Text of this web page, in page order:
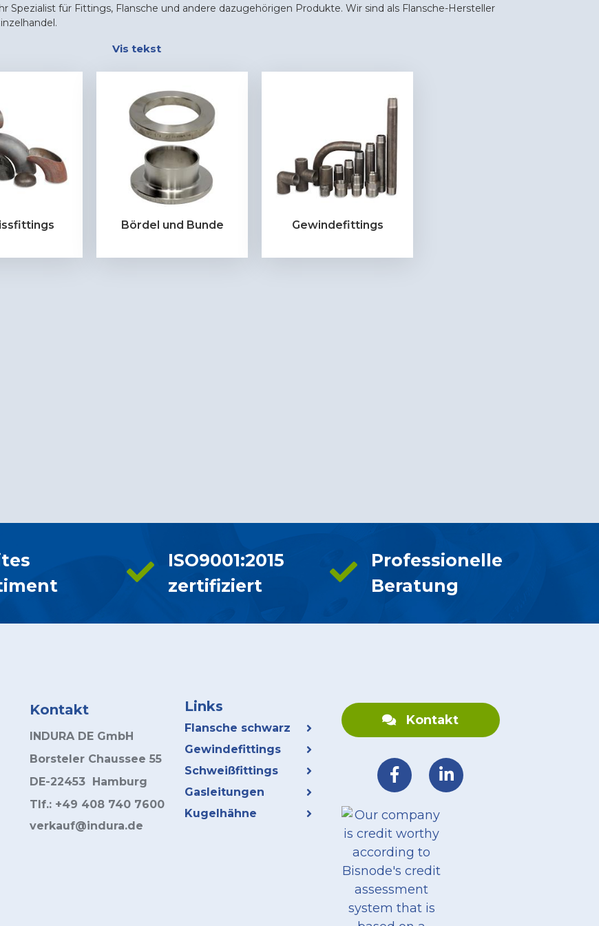
Spezialist für Fittings, Flansche und andere dazugehörigen Produkte. Wir sind als Flansche-Hersteller
Vis tekst
Bördel und Bunde Gewindefittings
ISO9001:2015
zertifiziert
Professionelle
Beratung
Kontakt
INDURA DE GmbH
Borsteler Chaussee 55
DE-22453 Hamburg
Tlf.: +49 408 740 7600
verkauf@indura.de
Links
Flansche schwarz
Gewindefittings
Schweißfittings
Gasleitungen
Kugelhähne
Kontakt